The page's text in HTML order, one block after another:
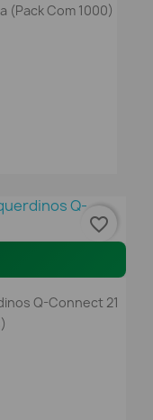
(pack Com 1000)
Q-Connect 21
favorite_border